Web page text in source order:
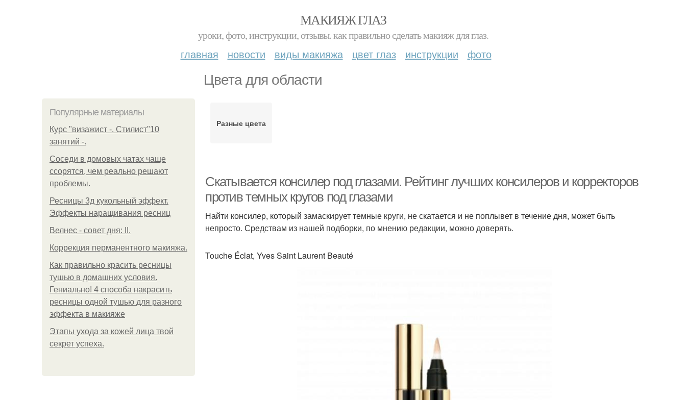
МАКИЯЖ ГЛАЗ
уроки, фото, инструкции, отзывы. как правильно сделать макияж для глаз.
главная новости виды макияжа цвет глаз инструкции фото
Цвета для области
Популярные материалы
Курс "визажист -. Стилист"10
занятий -.
Соседи в домовых чатах чаще
ссорятся, чем реально решают
проблемы.
Ресницы 3д кукольный эффект.
Эффекты наращивания ресниц
Велнес - совет дня: II.
Коррекция перманентного макияжа.
Как правильно красить ресницы
тушью в домашних условия.
Гениально! 4 способа накрасить
ресницы одной тушью для разного
эффекта в макияже
Этапы ухода за кожей лица твой
секрет успеха.
Разные цвета
Скатывается консилер под глазами. Рейтинг лучших консилеров и корректоров
против темных кругов под глазами
Найти консилер, который замаскирует темные круги, не скатается и не поплывет в течение дня, может быть
непросто. Средствам из нашей подборки, по мнению редакции, можно доверять.
Touche Éclat, Yves Saint Laurent Beauté